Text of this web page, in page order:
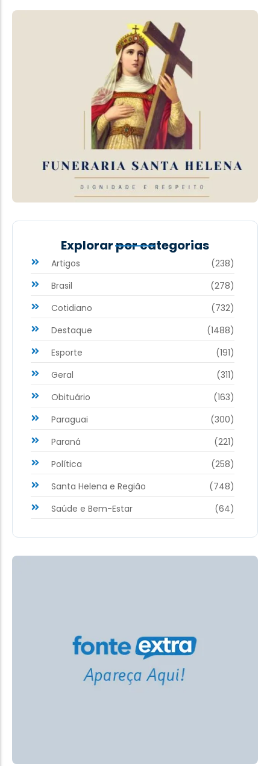
Explorar por categorias
Artigos
(238)
Brasil
(278)
Cotidiano
(732)
Destaque
(1488)
Esporte
(191)
Geral
(311)
Obituário
(163)
Paraguai
(300)
Paraná
(221)
Política
(258)
Santa Helena e Região
(748)
Saúde e Bem-Estar
(64)